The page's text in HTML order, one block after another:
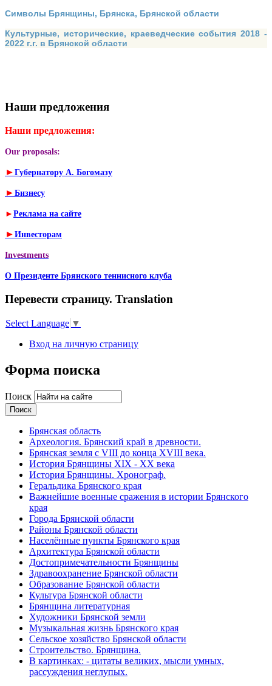
Символы Брянщины, Брянска, Брянской области
Культурные, исторические, краеведческие события 2018 -
2022 г.г. в Брянской области
Наши предложения
Наши предложения:
Our proposals:
► Губернатору А. Богомазу
► Бизнесу
► Реклама на сайте
► Инвесторам
Investments
О Президенте Брянского теннисного клуба
Перевести страницу. Translation
Select Language ▼
Вход на личную страницу
Форма поиска
Поиск
Брянская область
Археология. Брянский край в древности.
Брянская земля с VIII до конца XVIII века.
История Брянщины XIX - XX века
История Брянщины. Хронограф.
Геральдика Брянского края
Важнейшие военные сражения в истории Брянского
края
Города Брянской области
Районы Брянской области
Населённые пункты Брянского края
Архитектура Брянской области
Достопримечательности Брянщины
Здравоохранение Брянской области
Образование Брянской области
Культура Брянской области
Брянщина литературная
Художники Брянской земли
Музыкальная жизнь Брянского края
Сельское хозяйство Брянской области
Строительство. Брянщина.
В картинках: - цитаты великих, мысли умных,
рассуждения неглупых.